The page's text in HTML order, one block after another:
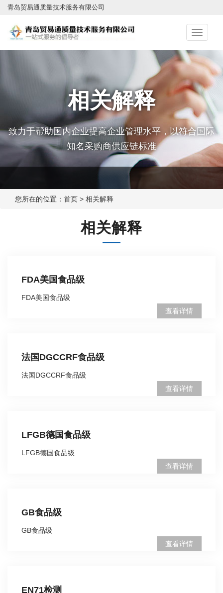
青岛贸易通质量技术服务有限公司
切
导
航
相关解释
致力于帮助国内企业提高企业管理水平，以符合国际
知名采购商供应链标准
您所在的位置： 首页 > 相关解释
相关解释
FDA美国食品级
FDA美国食品级
查看详情
法国DGCCRF食品级
法国DGCCRF食品级
查看详情
LFGB德国食品级
LFGB德国食品级
查看详情
GB食品级
GB食品级
查看详情
EN71检测